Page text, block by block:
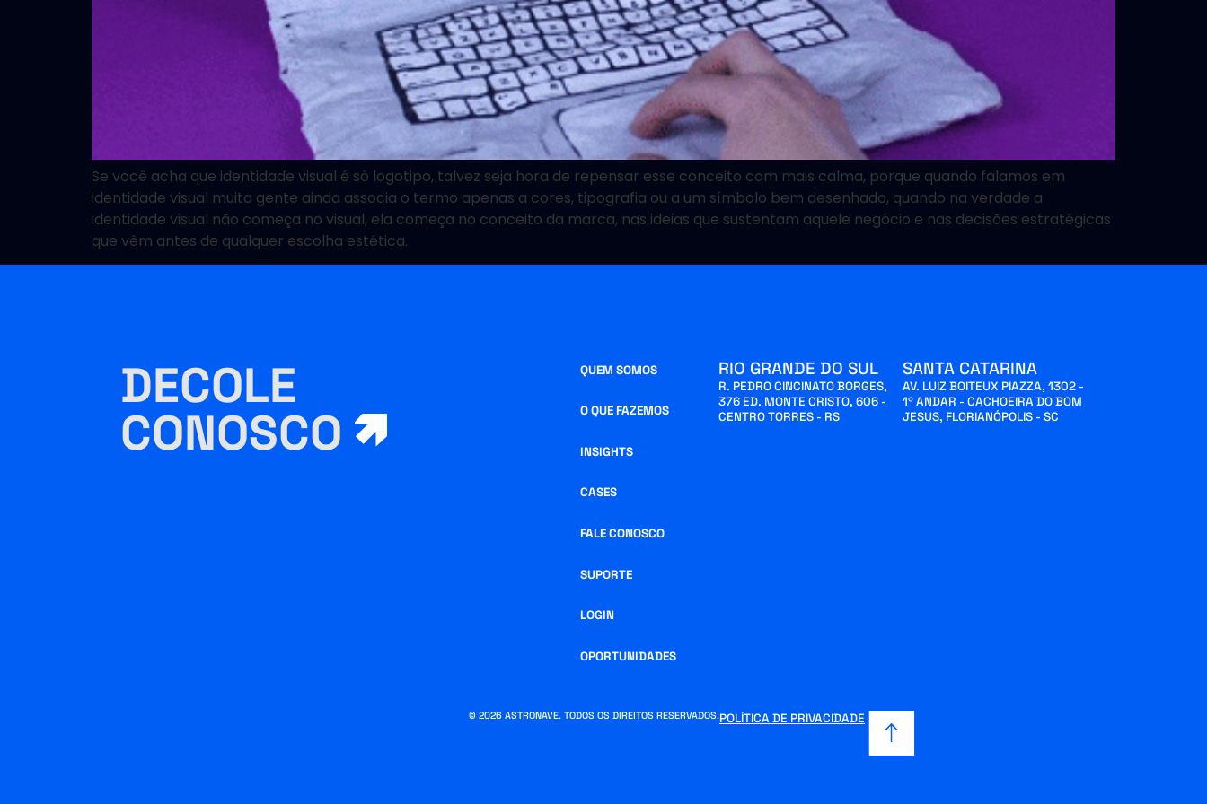
Se você acha que identidade visual é só logotipo, talvez seja hora de repensar esse conceito com mais calma, porque quando falamos em
identidade visual muita gente ainda associa o termo apenas a cores, tipografia ou a um símbolo bem desenhado, quando na verdade a
identidade visual não começa no visual, ela começa no conceito da marca, nas ideias que sustentam aquele negócio e nas decisões estratégicas
que vêm antes de qualquer escolha estética.
DECOLE
CONOSCO
QUEM SOMOS
O QUE FAZEMOS
INSIGHTS
CASES
FALE CONOSCO
SUPORTE
LOGIN
OPORTUNIDADES
RIO GRANDE DO SUL
R. PEDRO CINCINATO BORGES,
376 ED. MONTE CRISTO, 606 -
CENTRO TORRES - RS
SANTA CATARINA
AV. LUIZ BOITEUX PIAZZA, 1302 -
1º ANDAR - CACHOEIRA DO BOM
JESUS, FLORIANÓPOLIS - SC
© 2026 ASTRONAVE. TODOS OS DIREITOS RESERVADOS.POLÍTICA DE PRIVACIDADE